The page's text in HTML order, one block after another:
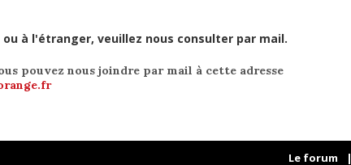
ou à l'étranger, veuillez nous consulter par mail.
pouvez nous joindre par mail à cette adresse
Le forum |